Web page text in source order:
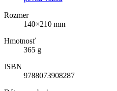
Rozmer
140×210 mm
Hmotnosť
365 g
ISBN
9788073908287